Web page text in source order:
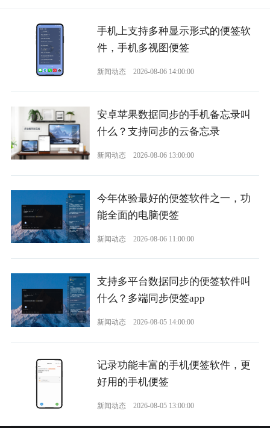
手机上支持多种显示形式的便签软
件，手机多视图便签
新闻动态 2026-08-06 14:00:00
安卓苹果数据同步的手机备忘录叫
什么？支持同步的云备忘录
新闻动态 2026-08-06 13:00:00
今年体验最好的便签软件之一，功
能全面的电脑便签
新闻动态 2026-08-06 11:00:00
支持多平台数据同步的便签软件叫
什么？多端同步便签app
新闻动态 2026-08-05 14:00:00
记录功能丰富的手机便签软件，更
好用的手机便签
新闻动态 2026-08-05 13:00:00